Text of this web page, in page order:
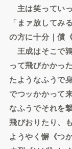
主は笑っていっ
「まァ放してみ
の方に十分｜償
王成はそこで
って飛びかかっ
たようなふうで
でつッかかって
なふうでそれを
飛びおりたり、
ようやく懈《つ